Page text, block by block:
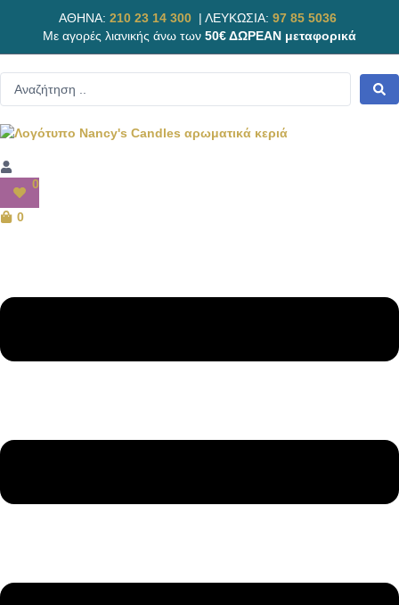
ΑΘΗΝΑ: 210 23 14 300 | ΛΕΥΚΩΣΙΑ: 97 85 5036
Με αγορές λιανικής άνω των 50€ ΔΩΡΕΑΝ μεταφορικά
0
0